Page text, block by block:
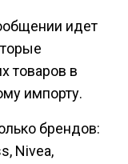
идет
товаров в
импорту.
брендов:
Nivea,